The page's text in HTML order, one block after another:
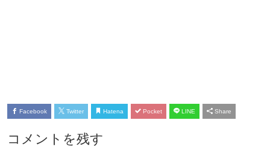
Facebook Twitter Hatena Pocket LINE Share
コメントを残す